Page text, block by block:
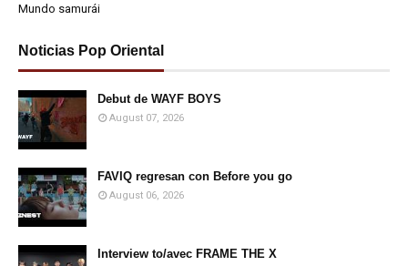
Mundo samurái
Noticias Pop Oriental
Debut de WAYF BOYS
August 07, 2026
FAVIQ regresan con Before you go
August 06, 2026
Interview to/avec FRAME THE X